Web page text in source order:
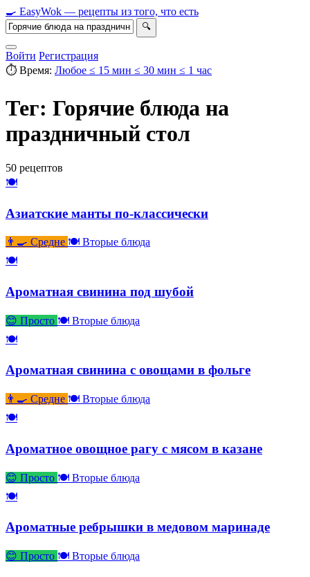
🍳 EasyWok — рецепты из того, что есть
🔍
Войти Регистрация
⏱ Время: Любое ≤ 15 мин ≤ 30 мин ≤ 1 час
Тег: Горячие блюда на
праздничный стол
50 рецептов
🍽
Азиатские манты по-классически
👨‍🍳 Средне 🍽 Вторые блюда
🍽
Ароматная свинина под шубой
😊 Просто 🍽 Вторые блюда
🍽
Ароматная свинина с овощами в фольге
👨‍🍳 Средне 🍽 Вторые блюда
🍽
Ароматное овощное рагу с мясом в казане
😊 Просто 🍽 Вторые блюда
🍽
Ароматные ребрышки в медовом маринаде
😊 Просто 🍽 Вторые блюда